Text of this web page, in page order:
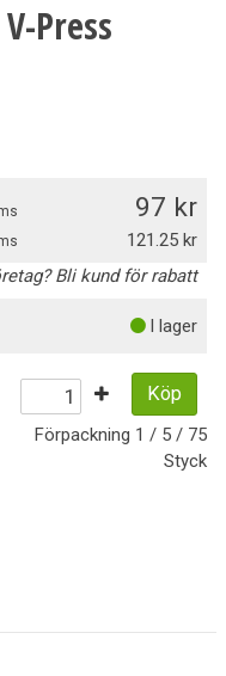
Press
97
121.25
Bli kund för rabatt
I lager
Köp
Förpackning 1 / 5 / 75
Styck